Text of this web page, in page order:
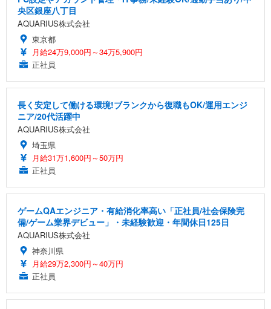
央区銀座八丁目
AQUARIUS株式会社
東京都
月給24万9,000円～34万5,900円
正社員
長く安定して働ける環境!ブランクから復職もOK/運用エンジ
ニア/20代活躍中
AQUARIUS株式会社
埼玉県
月給31万1,600円～50万円
正社員
ゲームQAエンジニア・有給消化率高い「正社員/社会保険完
備/ゲーム業界デビュー」・未経験歓迎・年間休日125日
AQUARIUS株式会社
神奈川県
月給29万2,300円～40万円
正社員